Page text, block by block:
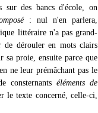
sur des bancs d'école, on
: nul n'en parlera,
littéraire n'a pas grand-
dérouler en mots clairs
sa proie, ensuite parce que
ne leur prémâchant pas le
consternants éléments de
le texte concerné, celle-ci,